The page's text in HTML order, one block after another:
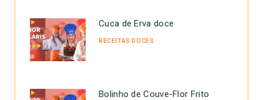
Cuca de Erva doce
RECEITAS DOCES
Bolinho de Couve-Flor Frito